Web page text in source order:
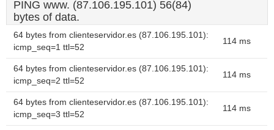
PING www. (87.106.195.101) 56(84)
bytes of data.
64 bytes from clienteservidor.es (87.106.195.101):
icmp_seq=1 ttl=52
114 ms
64 bytes from clienteservidor.es (87.106.195.101):
icmp_seq=2 ttl=52
114 ms
64 bytes from clienteservidor.es (87.106.195.101):
icmp_seq=3 ttl=52
114 ms